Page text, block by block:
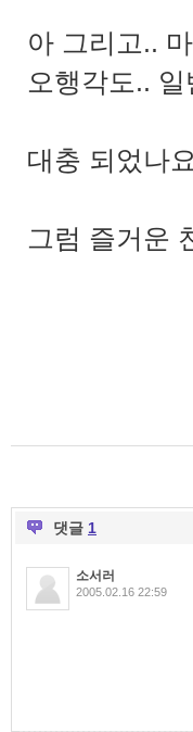
아 그리고..
오행각도.. 일
대충 되었나
그럼 즐거운
댓글 1
소서러
2005.02.16 22:59